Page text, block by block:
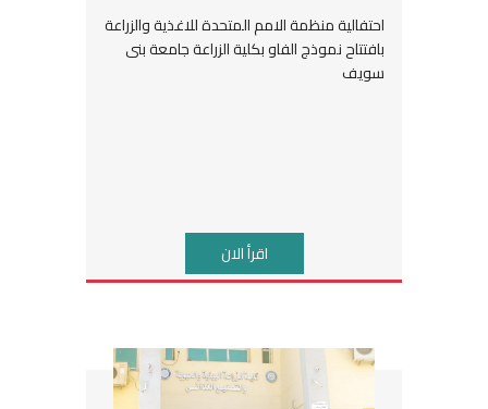
احتفالية منظمة الامم المتحدة للاغذية والزراعة
بافتتاح نموذج الفاو بكلية الزراعة جامعة بنى
سويف
اقرأ الان